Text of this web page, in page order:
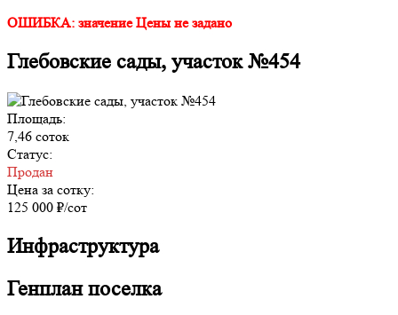
ОШИБКА: значение Цены не задано
Глебовские сады, участок №454
Площадь:
7,46 соток
Статус:
Продан
Цена за сотку:
125 000 ₽/сот
Инфраструктура
Генплан поселка